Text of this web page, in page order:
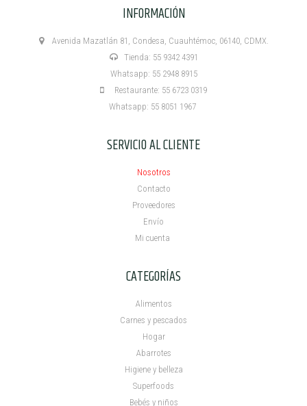
INFORMACIÓN
Avenida Mazatlán 81, Condesa, Cuauhtémoc, 06140, CDMX.
Tienda: 55 9342 4391
Whatsapp: 55 2948 8915
Restaurante: 55 6723 0319
Whatsapp: 55 8051 1967
SERVICIO AL CLIENTE
Nosotros
Contacto
Proveedores
Envío
Mi cuenta ​
CATEGORÍAS
Alimentos
Carnes y pescados
Hogar
Abarrotes
Higiene y belleza
Superfoods
Bebés y niños